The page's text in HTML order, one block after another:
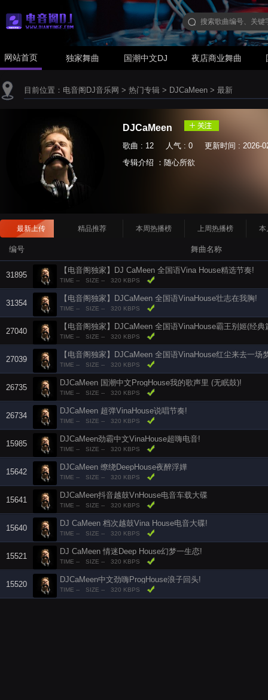
网站首页 独家舞曲 国潮中文DJ 夜店商业舞曲
目前位置： 电音阁DJ音乐网 > 热门专辑 > DJCaMeen > 最新
DJCaMeen
歌曲 : 12 人气 : 0 更新时间 : 2026-
专辑介绍 ：随心所欲
最新上传 精品推荐 本周热播榜 上周热播榜 本
编号 舞曲名称
31895
【电音阁独家】DJ CaMeen 全国语Vina House精选节奏!
TIME -- SIZE -- 320 KBPS
31354
【电音阁独家】DJCaMeen 全国语VinaHouse壮志在我胸!
TIME -- SIZE -- 320 KBPS
27040
【电音阁独家】DJCaMeen 全国语VinaHouse霸王别姬(经典
TIME -- SIZE -- 320 KBPS
27039
【电音阁独家】DJCaMeen 全国语VinaHouse红尘来去一场
TIME -- SIZE -- 320 KBPS
26735
DJCaMeen 国潮中文ProgHouse我的歌声里 (无眠鼓)!
TIME -- SIZE -- 320 KBPS
26734
DJCaMeen 超弹VinaHouse说唱节奏!
TIME -- SIZE -- 320 KBPS
15985
DJCaMeen劲霸中文VinaHouse超嗨电音!
TIME -- SIZE -- 320 KBPS
15642
DJCaMeen 缭绕DeepHouse夜醉浮嬅
TIME -- SIZE -- 320 KBPS
15641
DJCaMeen抖音越鼓VnHouse电音车载大碟
TIME -- SIZE -- 320 KBPS
15640
DJ CaMeen 档次越鼓Vina House电音大碟!
TIME -- SIZE -- 320 KBPS
15521
DJ CaMeen 情迷Deep House幻梦一生恋!
TIME -- SIZE -- 320 KBPS
15520
DJCaMeen中文劲嗨ProgHouse浪子回头!
TIME -- SIZE -- 320 KBPS